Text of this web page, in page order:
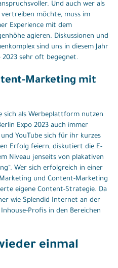
Und auch wer als
möchte, muss im
Experience mit dem
agieren. Diskussionen und
sind uns in diesem Jahr
2023 sehr oft begegnet.
Marketing mit
sich als Werbeplattform nutzen
Expo 2023 auch immer
YouTube sich für ihr kurzes
Erfolg feiern, diskutiert die E-
Niveau jenseits von plakativen
Wer sich erfolgreich in einer
und Content-Marketing
eigene Content-Strategie. Da
wie Splendid Internet an der
Profis in den Bereichen
einmal